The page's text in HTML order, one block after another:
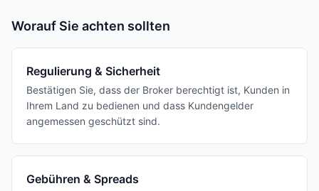
Worauf Sie achten sollten
Regulierung & Sicherheit
Bestätigen Sie, dass der Broker berechtigt ist, Kunden in
Ihrem Land zu bedienen und dass Kundengelder
angemessen geschützt sind.
Gebühren & Spreads